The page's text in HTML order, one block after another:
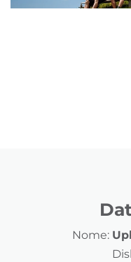
Nome: